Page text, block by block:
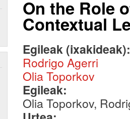
On the Role
Contextual
Egileak
Rodrigo Agerri
Olia Toporkov
Egileak:
Olia Toporkov,